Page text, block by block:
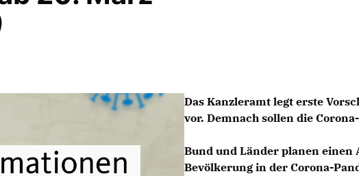
Das Kanzleramt legt erste
vor. Demnach sollen die
Bund und Länder planen einen
Bevölkerung in der Corona-